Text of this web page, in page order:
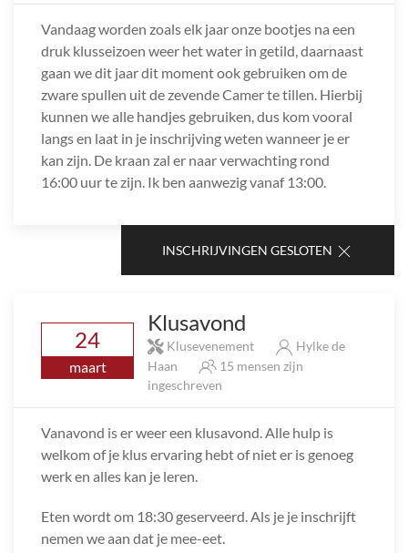
Vandaag worden zoals elk jaar onze bootjes na een
druk klusseizoen weer het water in getild, daarnaast
gaan we dit jaar dit moment ook gebruiken om de
zware spullen uit de zevende Camer te tillen. Hierbij
kunnen we alle handjes gebruiken, dus kom vooral
langs en laat in je inschrijving weten wanneer je er
kan zijn. De kraan zal er naar verwachting rond
16:00 uur te zijn. Ik ben aanwezig vanaf 13:00.
INSCHRIJVINGEN GESLOTEN
24
maart
Klusavond
Klusevenement
Hylke de
Haan
15 mensen zijn
ingeschreven
Vanavond is er weer een klusavond. Alle hulp is
welkom of je klus ervaring hebt of niet er is genoeg
werk en alles kan je leren.
Eten wordt om 18:30 geserveerd. Als je je inschrijft
nemen we aan dat je mee-eet.